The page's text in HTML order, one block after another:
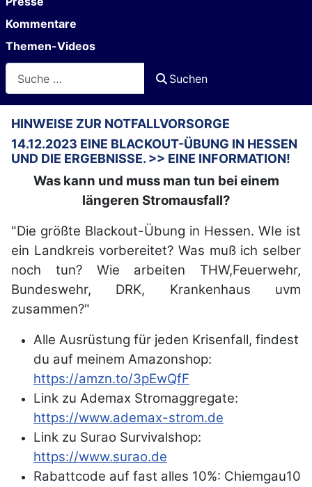
Kommentare
Themen-Videos
Suchen
HINWEISE ZUR NOTFALLVORSORGE
14.12.2023 EINE BLACKOUT-ÜBUNG IN HESSEN
UND DIE ERGEBNISSE. >> EINE INFORMATION!
Was kann und muss man tun bei einem
längeren Stromausfall?
"Die größte Blackout-Übung in Hessen. WIe ist
ein Landkreis vorbereitet? Was muß ich selber
noch tun? Wie arbeiten THW,Feuerwehr,
Bundeswehr, DRK, Krankenhaus uvm
zusammen?"
Alle Ausrüstung für jeden Krisenfall, findest
du auf meinem Amazonshop:
https://amzn.to/3pEwQfF
Link zu Ademax Stromaggregate:
https://www.ademax-strom.de
Link zu Surao Survivalshop:
https://www.surao.de
Rabattcode auf fast alles 10%: Chiemgau10